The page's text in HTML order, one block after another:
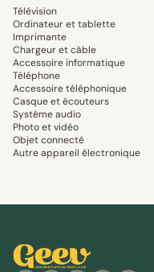
Télévision
Ordinateur et tablette
Imprimante
Chargeur et câble
Accessoire informatique
Téléphone
Accessoire téléphonique
Casque et écouteurs
Système audio
Photo et vidéo
Objet connecté
Autre appareil électronique